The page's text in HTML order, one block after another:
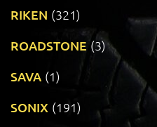
RIKEN (321)
ROADSTONE (3)
SAVA (1)
SONIX (191)